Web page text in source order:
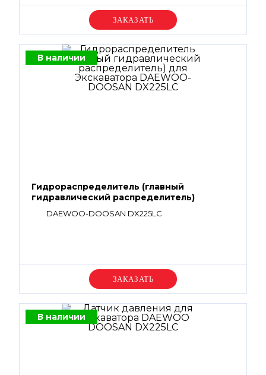
Уточняйте цену
В наличии
Гидрораспределитель (главный
гидравлический распределитель)
DAEWOO-DOOSAN DX225LC
Уточняйте цену
В наличии